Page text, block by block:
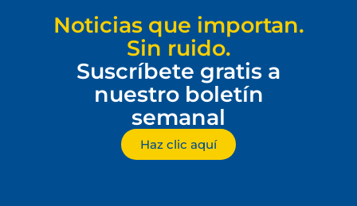
Noticias que importan.
Sin ruido.
Suscríbete gratis a
nuestro boletín
semanal
Haz clic aquí